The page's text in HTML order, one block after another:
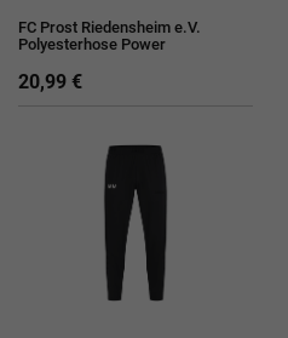
FC Prost Riedensheim e.V.
Polyesterhose Power
20,99 €